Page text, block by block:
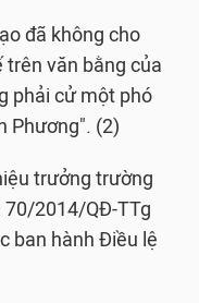
đã không cho
văn bằng của
phải cử một phó
Phương". (2)
trưởng trường
70/2014/QĐ-TTg
ban hành Điều lệ